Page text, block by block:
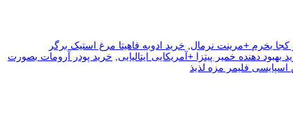
بخرم +مرینت نرمال, خرید ادوبه فاهیتا مرغ استیک برگر
بهبود دهنده خمیر پیتزا +آمریکایی ایتالیایی, خرید پودر آرومات بصورت
فلیمر مزه لذیذ